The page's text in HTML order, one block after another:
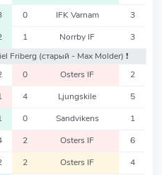
0 IFK Varnam 3
1 Norrby IF
3
Friberg (старый - Max Molder) ❗️
0 Osters IF 2
4 Ljungskile 5
0 Sandvikens 1
2 Osters IF 6
2 Osters IF 4